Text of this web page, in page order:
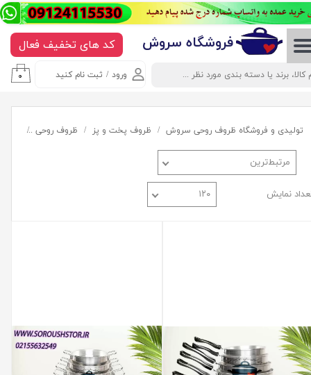
ورود / ثبت نام کنید
حساب کاربری من
تغییر گذر واژه
خروج از حساب کاربری
۰
​​​​​​​​فروشگاه سروش کد های تخفیف فعال
تولیدی و فروشگاه ظروف روحی سروش ظروف پخت و پز ظروف روحی
مرتبط‌ترین
نمایش ۱۲۰